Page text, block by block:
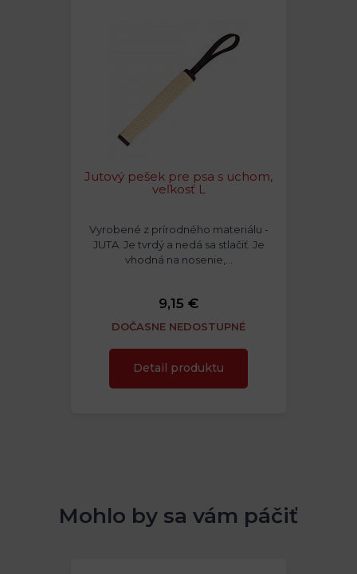
Jutový pešek pre psa s uchom,
veľkosť L
Vyrobené z prírodného materiálu -
JUTA. Je tvrdý a nedá sa stlačiť. Je
vhodná na nosenie,…
9,15 €
DOČASNE NEDOSTUPNÉ
Detail produktu
Mohlo by sa vám páčiť